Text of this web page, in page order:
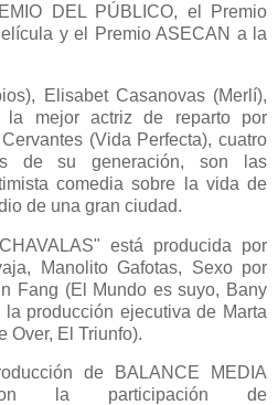
DEL PÚBLICO, el Premio
y el Premio ASECAN a la
Elisabet Casanovas (Merlí),
la mejor actriz de reparto por
(Vida Perfecta), cuatro
de su generación, son las
comedia sobre la vida de
de una gran ciudad.
está producida por
Manolito Gafotas, Sexo por
Fang (El Mundo es suyo, Bany
producción ejecutiva de Marta
Over, El Triunfo).
de BALANCE MEDIA
con la participación de